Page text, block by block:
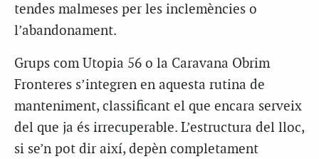
tendes malmeses per les inclemències o
l’abandonament.
Grups com Utopia 56 o la Caravana Obrim
Fronteres s’integren en aquesta rutina de
manteniment, classificant el que encara serveix
del que ja és irrecuperable. L’estructura del lloc,
si se’n pot dir així, depèn completament